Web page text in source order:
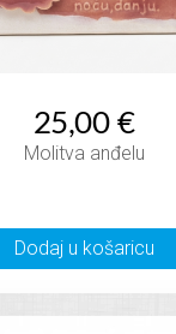
25,00 €
Molitva anđelu
Dodaj u košaricu